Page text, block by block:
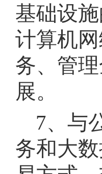
基础设
计算机
务、管
展。
7、与
务和大